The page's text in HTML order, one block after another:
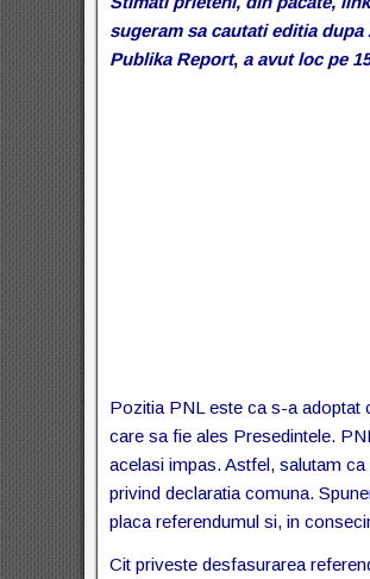
sugeram sa cautati editia
Publika Report, a avut loc pe
Pozitia PNL este ca s-a adoptat
care sa fie ales Presedintele.
acelasi impas. Astfel, salutam
privind declaratia comuna.
placa referendumul si, in
Cit priveste desfasurarea